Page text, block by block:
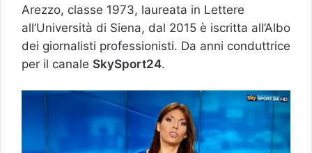
Arezzo, classe 1973, laureata in Lettere
all’Università di Siena, dal 2015 è iscritta all’Albo
dei giornalisti professionisti. Da anni conduttrice
per il canale SkySport24.